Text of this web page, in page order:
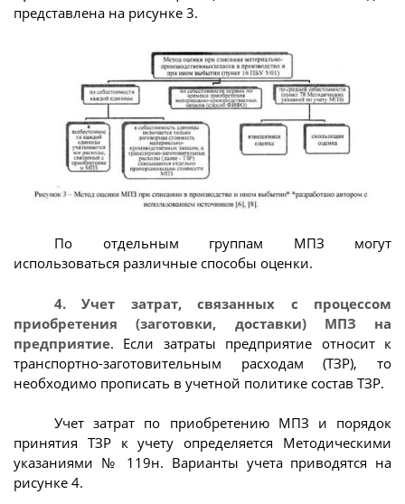
представлена на рисунке 3.
По отдельным группам МПЗ могут
использоваться различные способы оценки.
4. Учет затрат, связанных с процессом
приобретения (заготовки, доставки) МПЗ на
предприятие. Если затраты предприятие относит к
транспортно-заготовительным расходам (ТЗР), то
необходимо прописать в учетной политике состав ТЗР.
Учет затрат по приобретению МПЗ и порядок
принятия ТЗР к учету определяется Методическими
указаниями № 119н. Варианты учета приводятся на
рисунке 4.